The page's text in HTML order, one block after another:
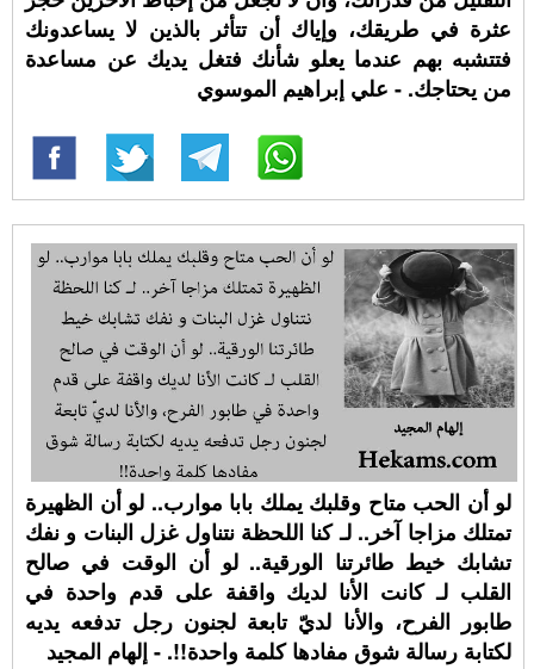
عثرة في طريقك، وإياك أن تتأثر بالذين لا يساعدونك
فتتشبه بهم عندما يعلو شأنك فتغل يديك عن مساعدة
من يحتاجك. - علي إبراهيم الموسوي
لو أن الحب متاح وقلبك يملك بابا موارب.. لو أن الظهيرة
تمتلك مزاجا آخر.. لـ كنا اللحظة نتناول غزل البنات و نفك
تشابك خيط طائرتنا الورقية.. لو أن الوقت في صالح
القلب لـ كانت الأنا لديك واقفة على قدم واحدة في
طابور الفرح، والأنا لديّ تابعة لجنون رجل تدفعه يديه
لكتابة رسالة شوق مفادها كلمة واحدة!!. - إلهام المجيد